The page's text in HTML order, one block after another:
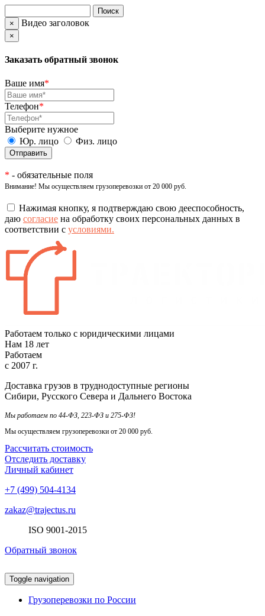
× Видео заголовок
×
Заказать обратный звонок
Ваше имя*
Телефон*
Выберите нужное
Юр. лицо
Физ. лицо
* - обязательные поля
Внимание! Мы осуществляем грузоперевозки от 20 000 руб.
Нажимая кнопку, я подтверждаю свою дееспособность,
даю согласие на обработку своих персональных данных в
соответствии с условиями.
Работаем только с юридическими лицами
Нам 18 лет
Работаем
с 2007 г.
Доставка грузов в труднодоступные регионы
Сибири, Русского Севера и Дальнего Востока
Мы работаем по 44-ФЗ, 223-ФЗ и 275-ФЗ!
Мы осуществляем грузоперевозки от 20 000 руб.
Рассчитать стоимость
Отследить доставку
Личный кабинет
+7 (499) 504-4134
zakaz@trajectus.ru
ISO 9001-2015
Обратный звонок
Toggle navigation
Грузоперевозки по России